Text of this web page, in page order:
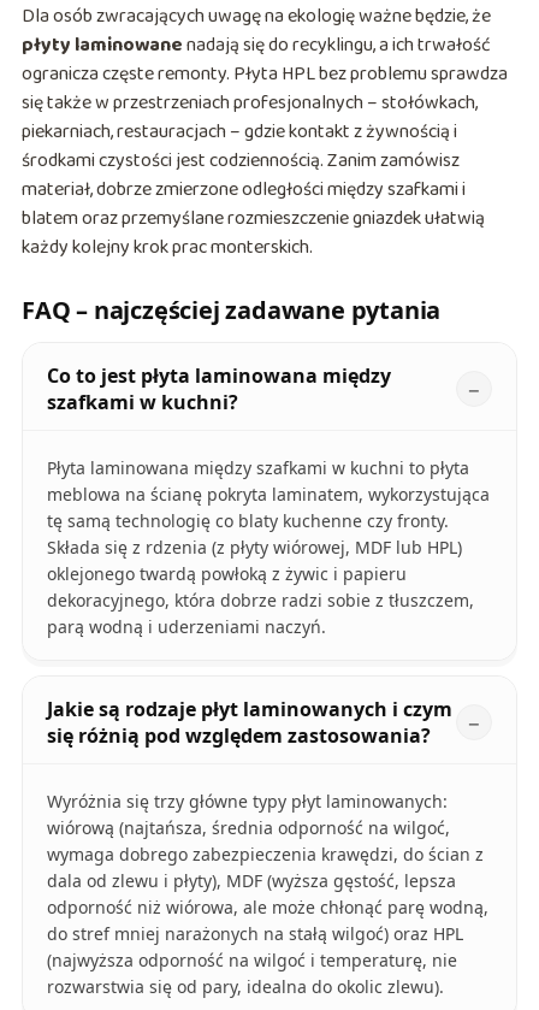
Dla osób zwracających uwagę na ekologię ważne będzie, że
płyty laminowanenadają się do recyklingu, a ich trwałość
ogranicza częste remonty. Płyta HPL bez problemu sprawdza
się także w przestrzeniach profesjonalnych – stołówkach,
piekarniach, restauracjach – gdzie kontakt z żywnością i
środkami czystości jest codziennością. Zanim zamówisz
materiał, dobrze zmierzone odległości między szafkami i
blatem oraz przemyślane rozmieszczenie gniazdek ułatwią
każdy kolejny krok prac monterskich.
FAQ – najczęściej zadawane pytania
Co to jest płyta laminowana między
szafkami w kuchni?
Płyta laminowana między szafkami w kuchni to płyta
meblowa na ścianę pokryta laminatem, wykorzystująca
tę samą technologię co blaty kuchenne czy fronty.
Składa się z rdzenia (z płyty wiórowej, MDF lub HPL)
oklejonego twardą powłoką z żywic i papieru
dekoracyjnego, która dobrze radzi sobie z tłuszczem,
parą wodną i uderzeniami naczyń.
Jakie są rodzaje płyt laminowanych i czym
się różnią pod względem zastosowania?
Wyróżnia się trzy główne typy płyt laminowanych:
wiórową (najtańsza, średnia odporność na wilgoć,
wymaga dobrego zabezpieczenia krawędzi, do ścian z
dala od zlewu i płyty), MDF (wyższa gęstość, lepsza
odporność niż wiórowa, ale może chłonąć parę wodną,
do stref mniej narażonych na stałą wilgoć) oraz HPL
(najwyższa odporność na wilgoć i temperaturę, nie
rozwarstwia się od pary, idealna do okolic zlewu).